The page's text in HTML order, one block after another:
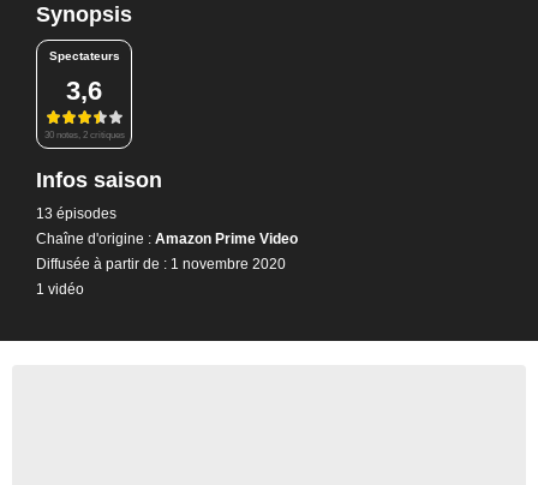
Synopsis
Spectateurs
3,6
30 notes, 2 critiques
Infos saison
13 épisodes
Chaîne d'origine : Amazon Prime Video
Diffusée à partir de : 1 novembre 2020
1 vidéo